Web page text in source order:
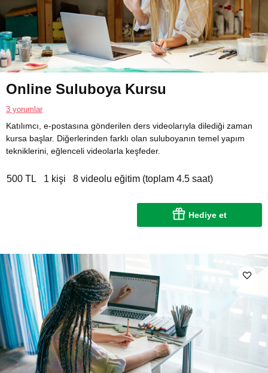
Online Suluboya Kursu
3 yorumlar
Katılımcı, e-postasına gönderilen ders videolarıyla dilediği zaman
kursa başlar. Diğerlerinden farklı olan suluboyanın temel yapım
tekniklerini, eğlenceli videolarla keşfeder.
500 TL 1 kişi 8 videolu eğitim (toplam 4.5 saat)
Hediye et